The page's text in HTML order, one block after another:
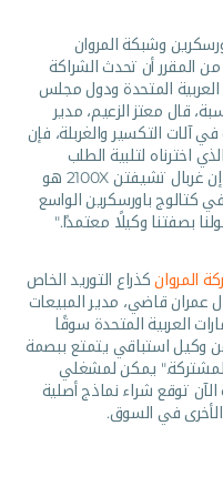
وشبكة المروان
المقرر أن تحدث الشراكة
المتحدة ودول مجلس
قال معتز الزعيم، مدير
آلات التكسير والغربلة، فإن
اخترناه لتلبية الطلب
المتزايد على حلول المحاجر في المنطقة. إن غربال تشيفتن 2100X هو
كتالوج باورسكرين الواسع
بصفتنا وكيلًا معتمدًا."
المروان كذراع التوريد الخاص
عمران قاضي، مدير المبيعات
العربية المتحدة سوقًا
وكيل استباقي يتمتع ببصمة
يمكن لمشغلي
الآن توقع شراء نماذج أصلية
الأخرى في السوق.